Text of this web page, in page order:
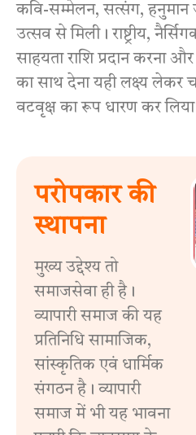
कवि-सम्मेलन, सत्संग, हनुमान
उत्सव से मिली। राष्ट्रीय,
साहयता राशि प्रदान करना
का साथ देना यही लक्ष्य
वटवृक्ष का रूप धारण कर
परोपकार की
स्थापना
मुख्य उद्देश्य तो
समाजसेवा ही है।
व्यापारी समाज की यह
प्रतिनिधि सामाजिक,
सांस्कृतिक एवं धार्मिक
संगठन है। व्यापारी
समाज में भी यह भावना